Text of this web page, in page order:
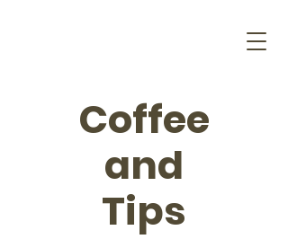
Coffee
and
Tips